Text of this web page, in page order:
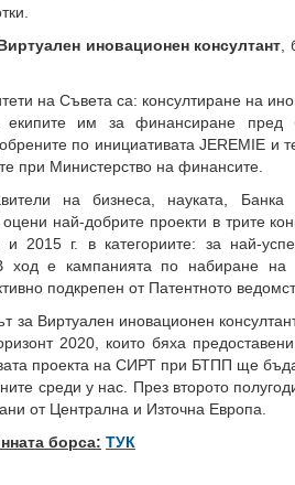
иновационен консултант
на Съвета са: консултиране на
екипите им за финансиране пред
по инициативата JEREMIЕ и
при Министерство на финансите.
на бизнеса, науката,
най-добрите проекти в трите
2015 г. в категориите: за най-
ход е кампанията по набиране на
подкрепен от Патентното
за Виртуален иновационен
2020, които бяха
проекта на СИРТ при БТПП ще
среди у нас. През второто
от Централна и Източна Европа.
борса: ТУК